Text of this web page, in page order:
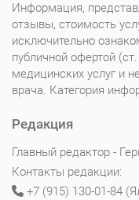
Информация,
отзывы, стоимость
исключительно
публичной офертой
медицинских услуг и
врача. Категория
Редакция
Главный редактор -
Контакты редакции:
+7 (915) 130-01-84